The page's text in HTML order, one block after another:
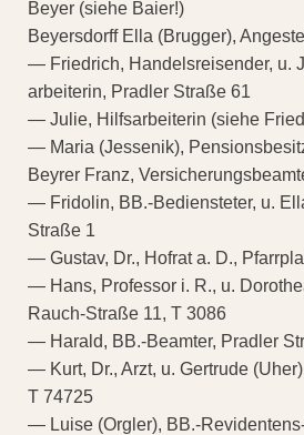
Beyer (siehe Baier!)
Beyersdorff Ella (Brugger),
— Friedrich, Handelsreisender, u.
arbeiterin, Pradler Straße 61
— Julie, Hilfsarbeiterin (siehe
— Maria (Jessenik),
Beyrer Franz,
— Fridolin, BB.-Bediensteter, u.
Straße 1
— Gustav, Dr., Hofrat a. D.,
— Hans, Professor i. R., u.
Rauch-Straße 11, T 3086
— Harald, BB.-Beamter, Pradler
— Kurt, Dr., Arzt, u. Gertrude
T 74725
— Luise (Orgler), BB.-